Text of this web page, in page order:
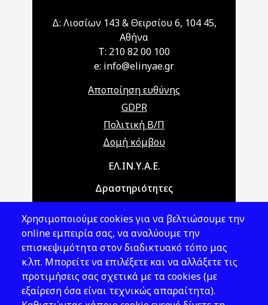
Δ: Λιοσίων 143 & Θειρσίου 6, 104 45,
Αθήνα
T: 210 82 00 100
e: info@elinyae.gr
Αποποίηση ευθύνης
GDPR
Πολιτική Β/Π
Δομή κόμβου
Main navigationΕΛ.ΙΝ.Υ.Α.Ε.
Δραστηριότητες
Νομοθεσία
Εκδόσεις
Νέα - Εκδηλώσεις
Ακολουθήστε μας
Χρησιμοποιούμε cookies για να βελτιώσουμε την
online εμπειρία σας, να αναλύουμε την
επισκεψιμότητα στον διαδικτυακό τόπο μας
κ.λπ. Μπορείτε να επιλέξετε και να αλλάξετε τις
προτιμήσεις σας σχετικά με τα cookies (με
εξαίρεση όσα είναι τεχνικώς απαραίτητα).